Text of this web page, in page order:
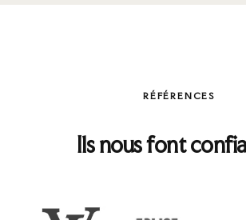
RÉFÉRENCES
Ils nous font